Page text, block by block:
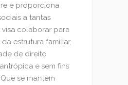
e proporciona
a tantas
visa colaborar para
estrutura familiar,
de direito
e sem fins
se mantem